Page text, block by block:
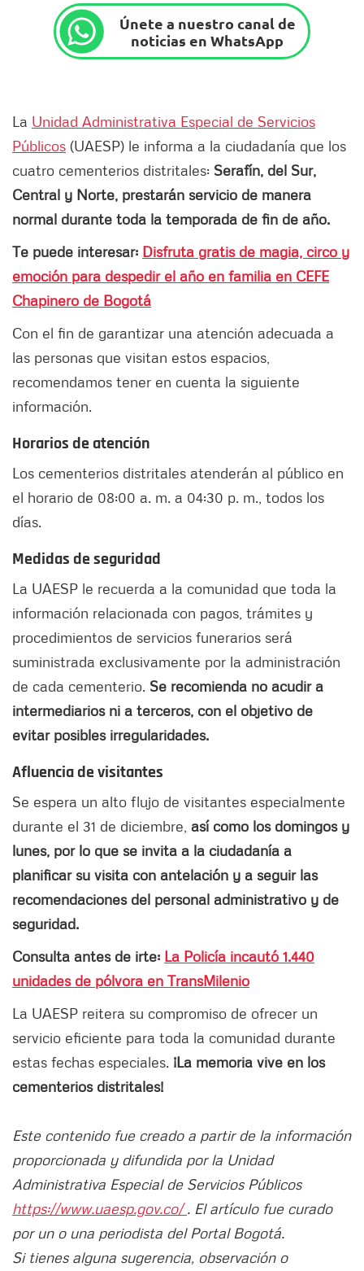
Únete a nuestro canal de
noticias en WhatsApp
La Unidad Administrativa Especial de Servicios
Públicos (UAESP) le informa a la ciudadanía que los
cuatro cementerios distritales: Serafín, del Sur,
Central y Norte, prestarán servicio de manera
normal durante toda la temporada de fin de año.
Te puede interesar: Disfruta gratis de magia, circo y
emoción para despedir el año en familia en CEFE
Chapinero de Bogotá
Con el fin de garantizar una atención adecuada a
las personas que visitan estos espacios,
recomendamos tener en cuenta la siguiente
información.
Horarios de atención
Los cementerios distritales atenderán al público en
el horario de 08:00 a. m. a 04:30 p. m., todos los
días.
Medidas de seguridad
La UAESP le recuerda a la comunidad que toda la
información relacionada con pagos, trámites y
procedimientos de servicios funerarios será
suministrada exclusivamente por la administración
de cada cementerio. Se recomienda no acudir a
intermediarios ni a terceros, con el objetivo de
evitar posibles irregularidades.
Afluencia de visitantes
Se espera un alto flujo de visitantes especialmente
durante el 31 de diciembre, así como los domingos y
lunes, por lo que se invita a la ciudadanía a
planificar su visita con antelación y a seguir las
recomendaciones del personal administrativo y de
seguridad.
Consulta antes de irte: La Policía incautó 1.440
unidades de pólvora en TransMilenio
La UAESP reitera su compromiso de ofrecer un
servicio eficiente para toda la comunidad durante
estas fechas especiales. ¡La memoria vive en los
cementerios distritales!
Este contenido fue creado a partir de la información
proporcionada y difundida por la Unidad
Administrativa Especial de Servicios Públicos
https://www.uaesp.gov.co/. El artículo fue curado
por un o una periodista del Portal Bogotá.
Si tienes alguna sugerencia, observación o